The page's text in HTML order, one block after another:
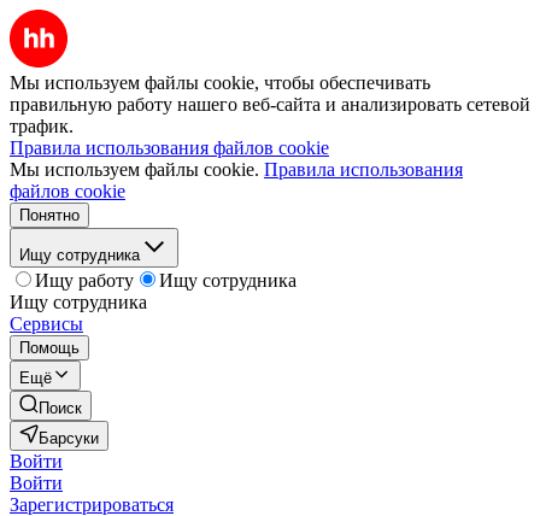
Мы используем файлы cookie, чтобы обеспечивать
правильную работу нашего веб-сайта и анализировать сетевой
трафик.
Правила использования файлов cookie
Мы используем файлы cookie. Правила использования
файлов cookie
Понятно
Ищу сотрудника
Ищу работу
Ищу сотрудника
Ищу сотрудника
Сервисы
Помощь
Ещё
Поиск
Барсуки
Войти
Войти
Зарегистрироваться